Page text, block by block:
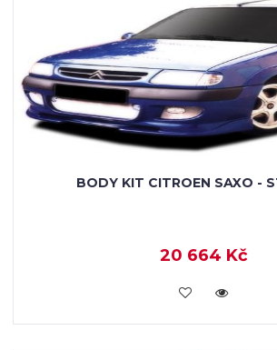
BODY KIT CITROEN SAXO -
20 664 Kč
KOUPIT